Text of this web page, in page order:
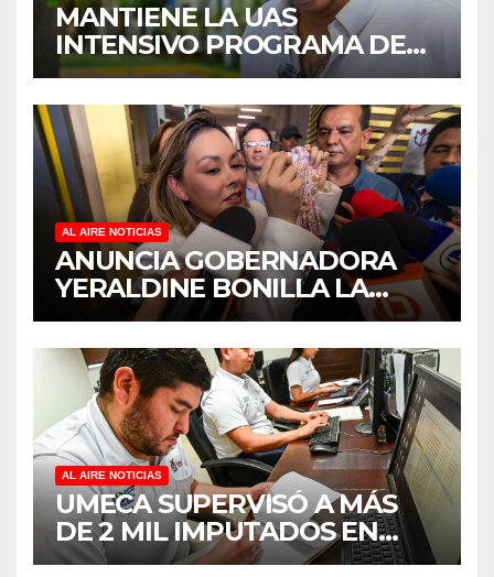
MANTIENE LA UAS
INTENSIVO PROGRAMA DE
MANTENIMIENTO Y
REHABILITACIÓN EN SUS
PLANTELES ANTE EL INICIO
DEL CICLO ESCOLAR 2026-
2027
AL AIRE NOTICIAS
ANUNCIA GOBERNADORA
YERALDINE BONILLA LA
REAPERTURA DEL
PROGRAMA “PONTE AL
CORRIENTE” PARA APOYAR
LA ECONOMÍA FAMILIAR EN
SINALOA
AL AIRE NOTICIAS
UMECA SUPERVISÓ A MÁS
DE 2 MIL IMPUTADOS EN
SINALOA DURANTE EL